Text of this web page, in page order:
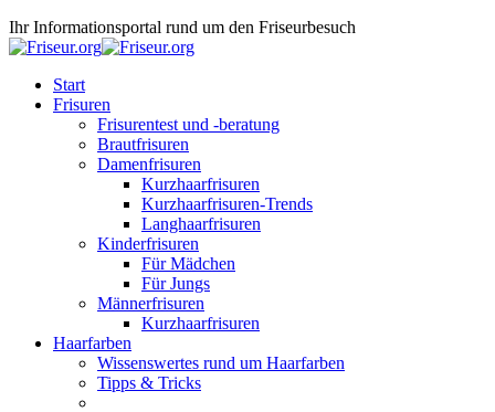
Ihr Informationsportal rund um den Friseurbesuch
Start
Frisuren
Frisurentest und -beratung
Brautfrisuren
Damenfrisuren
Kurzhaarfrisuren
Kurzhaarfrisuren-Trends
Langhaarfrisuren
Kinderfrisuren
Für Mädchen
Für Jungs
Männerfrisuren
Kurzhaarfrisuren
Haarfarben
Wissenswertes rund um Haarfarben
Tipps & Tricks